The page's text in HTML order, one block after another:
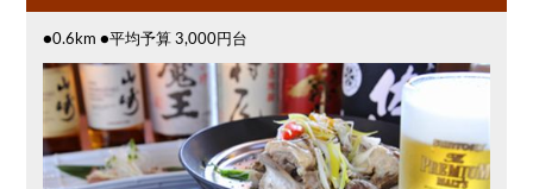
●0.6km ●平均予算 3,000円台